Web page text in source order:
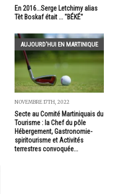
En 2016...Serge Letchimy alias
Tèt Boskaf était ... "BÉKÉ"
AUJOURD'HUI EN MARTINIQUE
NOVEMBRE 17TH, 2022
Secte au Comité Martiniquais du
Tourisme : la Chef du pôle
Hébergement, Gastronomie-
spiritourisme et Activités
terrestres convoquée...